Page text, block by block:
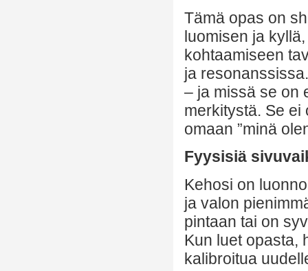
Tämä opas on
luomisen ja
kohtaamiseen
ja
– ja missä se on
merkitystä. Se
omaan ”minä
Fyysisiä
Kehosi on
ja valon
pintaan tai on
Kun luet opasta,
kalibroitua